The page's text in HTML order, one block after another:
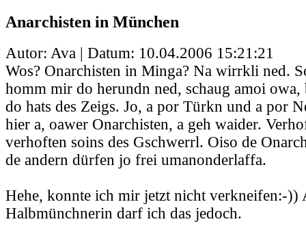
Anarchisten in München
Autor: Ava | Datum: 10.04.2006 15:21:21
Wos? Onarchisten in Minga? Na wirrkli ned.
homm mir do herundn ned, schaug amoi owa,
do hats des Zeigs. Jo, a por Türkn und a por
hier a, oawer Onarchisten, a geh waider.
verhoften soins des Gschwerrl. Oiso de
de andern dürfen jo frei umanonderlaffa.
Hehe, konnte ich mir jetzt nicht verkneifen:-))
Halbmünchnerin darf ich das jedoch.